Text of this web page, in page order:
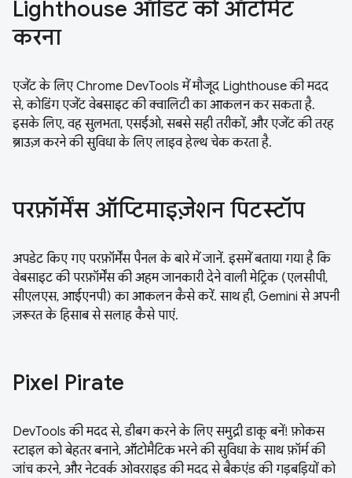
Lighthouse ऑडिट को ऑटोमेट
करना
एजेंट के लिए Chrome DevTools में मौजूद Lighthouse की मदद
से, कोडिंग एजेंट वेबसाइट की क्वालिटी का आकलन कर सकता है.
इसके लिए, वह सुलभता, एसईओ, सबसे सही तरीकों, और एजेंट की तरह
ब्राउज़ करने की सुविधा के लिए लाइव हेल्थ चेक करता है.
परफ़ॉर्मेंस ऑप्टिमाइज़ेशन पिटस्टॉप
अपडेट किए गए परफ़ॉर्मेंस पैनल के बारे में जानें. इसमें बताया गया है कि
वेबसाइट की परफ़ॉर्मेंस की अहम जानकारी देने वाली मेट्रिक (एलसीपी,
सीएलएस, आईएनपी) का आकलन कैसे करें. साथ ही, Gemini से अपनी
ज़रूरत के हिसाब से सलाह कैसे पाएं.
Pixel Pirate
DevTools की मदद से, डीबग करने के लिए समुद्री डाकू बनें! फ़ोकस
स्टाइल को बेहतर बनाने, ऑटोमैटिक भरने की सुविधा के साथ फ़ॉर्म की
जांच करने, और नेटवर्क ओवरराइड की मदद से बैकएंड की गड़बड़ियों को